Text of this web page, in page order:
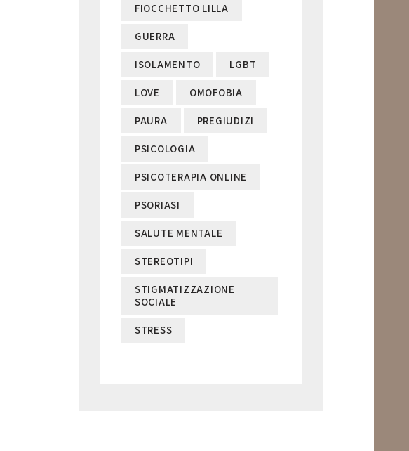
FIOCCHETTO LILLA
GUERRA
ISOLAMENTO LGBT
LOVE OMOFOBIA
PAURA PREGIUDIZI
PSICOLOGIA
PSICOTERAPIA ONLINE
PSORIASI
SALUTE MENTALE
STEREOTIPI
STIGMATIZZAZIONE
SOCIALE
STRESS